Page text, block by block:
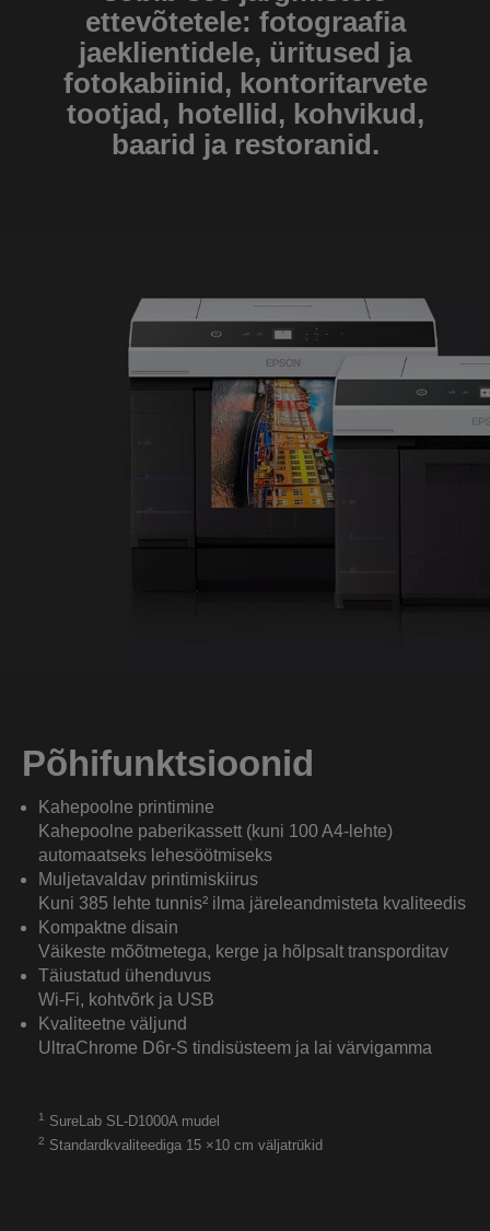
ettevõtetele: fotograafia
jaeklientidele, üritused ja
fotokabiinid, kontoritarvete
tootjad, hotellid, kohvikud,
baarid ja restoranid.
Põhifunktsioonid
Kahepoolne printimine
Kahepoolne paberikassett (kuni 100 A4-lehte)
automaatseks lehesöötmiseks
Muljetavaldav printimiskiirus
Kuni 385 lehte tunnis² ilma järeleandmisteta kvaliteedis
Kompaktne disain
Väikeste mõõtmetega, kerge ja hõlpsalt transporditav
Täiustatud ühenduvus
Wi-Fi, kohtvõrk ja USB
Kvaliteetne väljund
UltraChrome D6r-S tindisüsteem ja lai värvigamma
1 SureLab SL-D1000A mudel
2 Standardkvaliteediga 15 ×10 cm väljatrükid